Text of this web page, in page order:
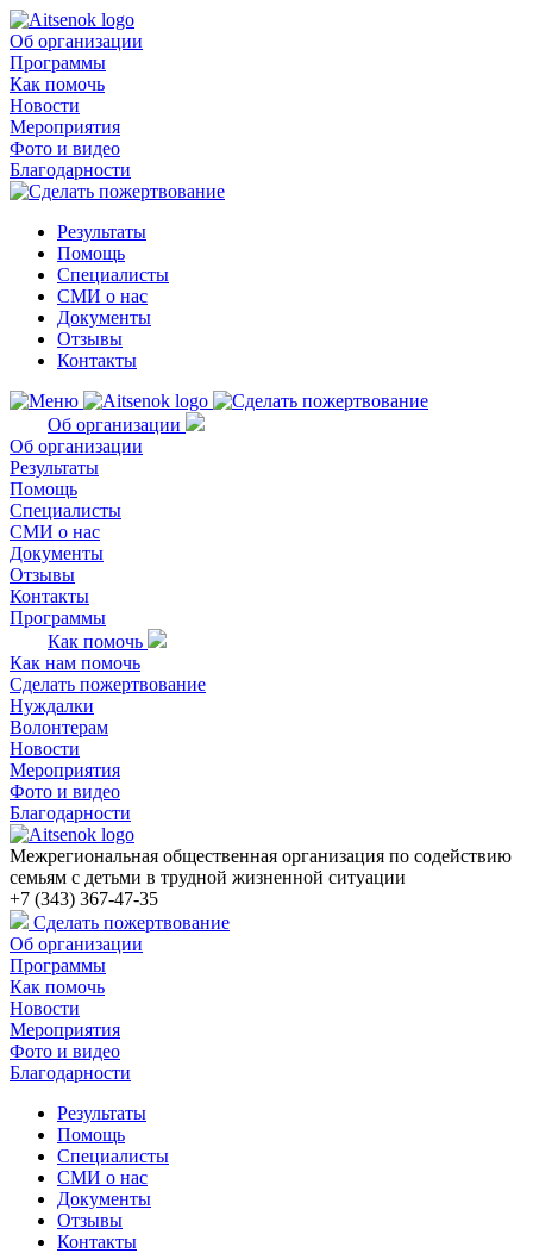
Об организации
Программы
Как помочь
Новости
Мероприятия
Фото и видео
Благодарности
Результаты
Помощь
Специалисты
СМИ о нас
Документы
Отзывы
Контакты
Об организации
Об организации
Результаты
Помощь
Специалисты
СМИ о нас
Документы
Отзывы
Контакты
Программы
Как помочь
Как нам помочь
Сделать пожертвование
Нуждалки
Волонтерам
Новости
Мероприятия
Фото и видео
Благодарности
Межрегиональная общественная организация по содействию
семьям с детьми в трудной жизненной ситуации
+7 (343) 367-47-35
Сделать пожертвование
Об организации
Программы
Как помочь
Новости
Мероприятия
Фото и видео
Благодарности
Результаты
Помощь
Специалисты
СМИ о нас
Документы
Отзывы
Контакты